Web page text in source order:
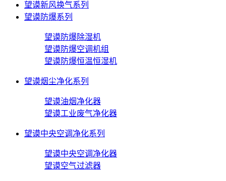
望谟新风换气系列
望谟防爆系列
望谟防爆除湿机
望谟防爆空调机组
望谟防爆恒温恒湿机
望谟烟尘净化系列
望谟油烟净化器
望谟工业废气净化器
望谟中央空调净化系列
望谟中央空调净化器
望谟空气过滤器